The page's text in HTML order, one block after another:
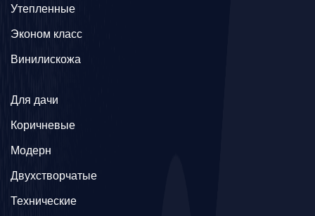
Утепленные
Эконом класс
Винилискожа
Для дачи
Коричневые
Модерн
Двухстворчатые
Технические